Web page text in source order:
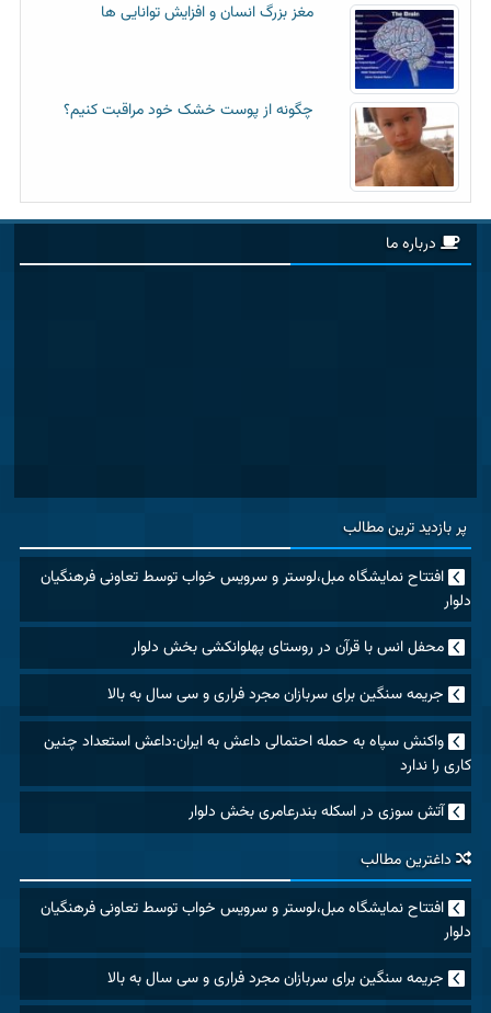
مغز بزرگ انسان و افزایش توانایی ها
چگونه از پوست خشک خود مراقبت کنیم؟
درباره ما
پر بازدید ترین مطالب
افتتاح نمایشگاه مبل،لوستر و سرویس خواب توسط تعاونی فرهنگیان
دلوار
محفل انس با قرآن در روستای پهلوانکشی بخش دلوار
جریمه سنگین برای سربازان مجرد فراری و سی سال به بالا
واکنش سپاه به حمله احتمالی داعش به ایران:داعش استعداد چنین
کاری را ندارد
آتش سوزی در اسکله بندرعامری بخش دلوار
داغترین مطالب
افتتاح نمایشگاه مبل،لوستر و سرویس خواب توسط تعاونی فرهنگیان
دلوار
جریمه سنگین برای سربازان مجرد فراری و سی سال به بالا